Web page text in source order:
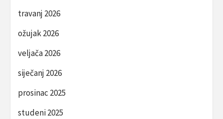
travanj 2026
ožujak 2026
veljača 2026
siječanj 2026
prosinac 2025
studeni 2025